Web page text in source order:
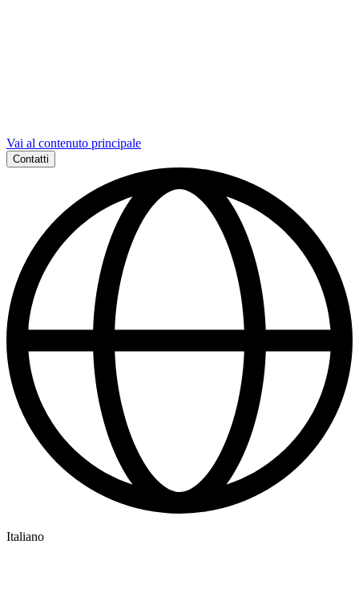
Vai al contenuto principale
Contatti
Italiano